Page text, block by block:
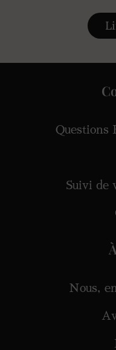
Questions
Suivi de
Nous,